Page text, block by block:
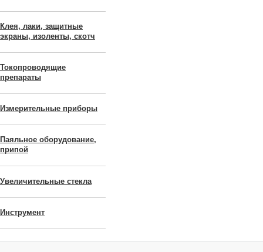
Клея, лаки, защитные
экраны, изоленты, скотч
Токопроводящие
препараты
Измерительные приборы
Паяльное оборудование,
припой
Увеличительные стекла
Инструмент